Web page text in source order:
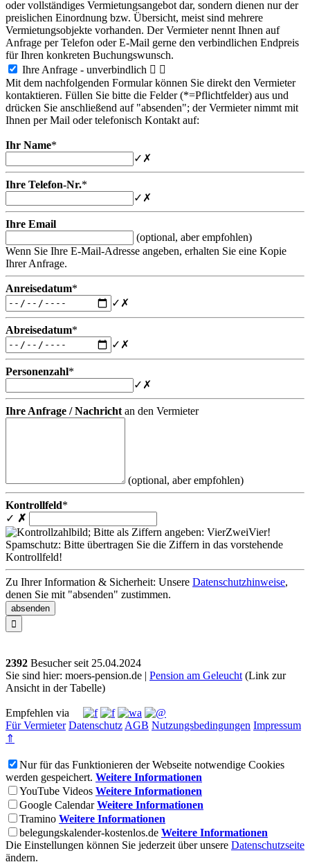
oder vollständiges Vermietungsangebot dar, sondern dienen nur der
preislichen Einordnung bzw. Übersicht, meist sind mehrere
Vermietungsobjekte vorhanden. Der Vermieter nennt Ihnen auf
Anfrage per Telefon oder E-Mail gerne den verbindlichen Endpreis
für Ihren konkreten Buchungswunsch.
Ihre Anfrage - unverbindlich  
Mit dem nachfolgenden Formular können Sie direkt den Vermieter
kontaktieren. Füllen Sie bitte die Felder (*=Pflichtfelder) aus und
drücken Sie anschließend auf "absenden"; der Vermieter nimmt mit
Ihnen per Mail oder telefonisch Kontakt auf:
Ihr Name*
✓ ✗
Ihre Telefon-Nr.*
✓ ✗
Ihre Email
(optional, aber empfohlen)
Wenn Sie Ihre E-Mail-Adresse angeben, erhalten Sie eine Kopie
Ihrer Anfrage.
Anreisedatum*
✓ ✗
Abreisedatum*
✓ ✗
Personenzahl*
✓ ✗
Ihre Anfrage / Nachricht an den Vermieter
(optional, aber empfohlen)
Kontrollfeld*
✓ ✗
Spamschutz: Bitte übertragen Sie die Ziffern in das vorstehende
Kontrollfeld!
Zu Ihrer Information & Sicherheit: Unsere Datenschutzhinweise,
denen Sie mit "absenden" zustimmen.

2392 Besucher seit 25.04.2024
Sie sind hier: moers-pension.de | Pension am Geleucht (Link zur
Ansicht in der Tabelle)
Empfehlen via
Für Vermieter Datenschutz AGB Nutzungsbedingungen Impressum
⇑
Nur für das Funktionieren der Webseite notwendige Cookies
werden gespeichert. Weitere Informationen
YouTube Videos Weitere Informationen
Google Calendar Weitere Informationen
Tramino Weitere Informationen
belegungskalender-kostenlos.de Weitere Informationen
Die Einstellungen können Sie jederzeit über unsere Datenschutzseite
ändern.